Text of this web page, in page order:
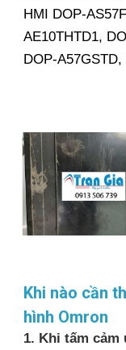
HMI DOP-
AE10THTD1,
DOP-
Khi nào cần
hình Omron
1. Khi tấm